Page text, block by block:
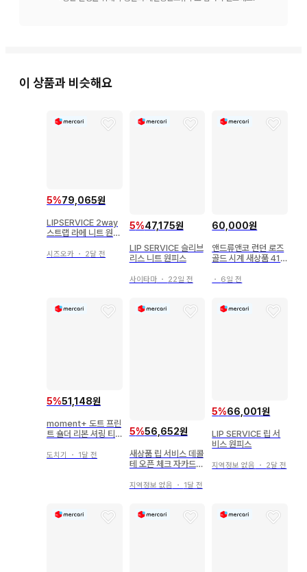
이 상품과 비슷해요
5%79,065원
LIPSERVICE 2way
스트랩 라메 니트 원피
시즈오카 ・ 2달 전
5%47,175원
LIP SERVICE 슬리브
리스 니트 원피스
사이타마・ 22일 전
60,000원
앤드류앤코 런던 로즈
골드 시계 새상품 41
・ 6일 전
5%51,148원
moment+ 도트 프린
트 숄더 리본 셔링 티
도치기 ・ 1달 전
5%56,652원
새상품 립 서비스 데콜
테 오픈 체크 자카드
지역정보 없음 ・ 1달 전
5%66,001원
LIP SERVICE 립 서
비스 원피스
지역정보 없음 ・ 2달 전